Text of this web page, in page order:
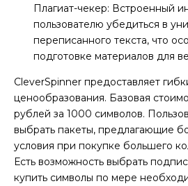
Плагиат-чекер: Встроенный
пользователю убедиться в
переписанного текста, что
подготовке материалов для
CleverSpinner предоставляет
ценообразования. Базовая
рублей за 1000 символов.
выбрать пакеты, предлагающие
условия при покупке большего
Есть возможность выбрать
купить символы по мере